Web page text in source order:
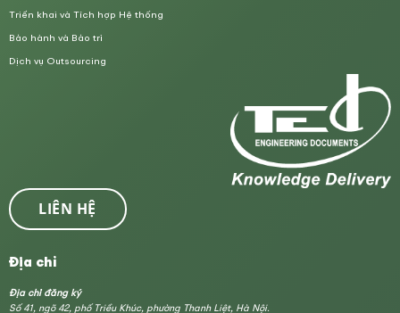
Triển khai và Tích hợp Hệ thống
Bảo hành và Bảo trì
Dịch vụ Outsourcing
LIÊN HỆ
Địa chỉ
Địa chỉ đăng ký
Số 41, ngõ 42, phố Triều Khúc, phường Thanh Liệt, Hà Nội.